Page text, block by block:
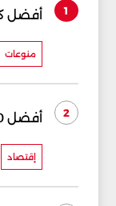
1 أفضل
منوعات
2 أفضل 10 سيارات مناسبة للشباب
إقتصاد